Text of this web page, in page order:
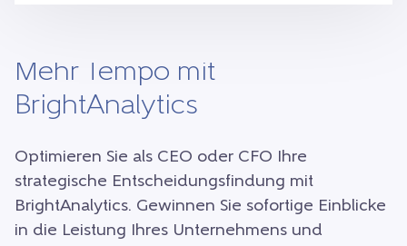
Mehr Tempo mit
BrightAnalytics
Optimieren Sie als CEO oder CFO Ihre
strategische Entscheidungsfindung mit
BrightAnalytics. Gewinnen Sie sofortige Einblicke
in die Leistung Ihres Unternehmens und